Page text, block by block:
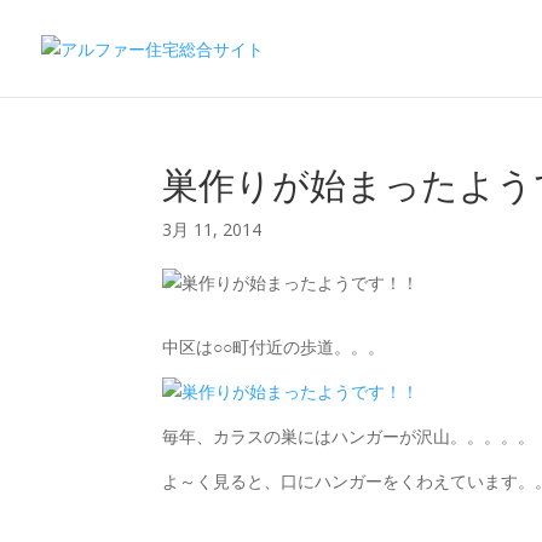
巣作りが始まったよう
3月 11, 2014
中区は○○町付近の歩道。。。
毎年、カラスの巣にはハンガーが沢山。。。。。
よ～く見ると、口にハンガーをくわえています。